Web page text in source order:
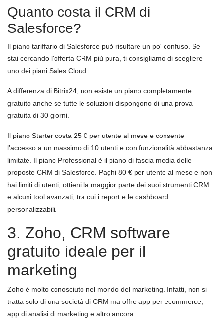
Quanto costa il CRM di
Salesforce?
Il piano tariffario di Salesforce può risultare un po' confuso. Se
stai cercando l'offerta CRM più pura, ti consigliamo di scegliere
uno dei piani Sales Cloud.
A differenza di Bitrix24, non esiste un piano completamente
gratuito anche se tutte le soluzioni dispongono di una prova
gratuita di 30 giorni.
Il piano Starter costa 25 € per utente al mese e consente
l’accesso a un massimo di 10 utenti e con funzionalità abbastanza
limitate. Il piano Professional è il piano di fascia media delle
proposte CRM di Salesforce. Paghi 80 € per utente al mese e non
hai limiti di utenti, ottieni la maggior parte dei suoi strumenti CRM
e alcuni tool avanzati, tra cui i report e le dashboard
personalizzabili.
3. Zoho, CRM software
gratuito ideale per il
marketing
Zoho è molto conosciuto nel mondo del marketing. Infatti, non si
tratta solo di una società di CRM ma offre app per ecommerce,
app di analisi di marketing e altro ancora.